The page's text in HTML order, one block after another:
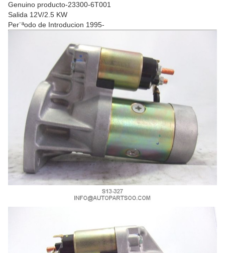
Genuino producto-23300-6T001
Salida 12V/2.5 KW
Per¨ªodo de Introducion 1995-